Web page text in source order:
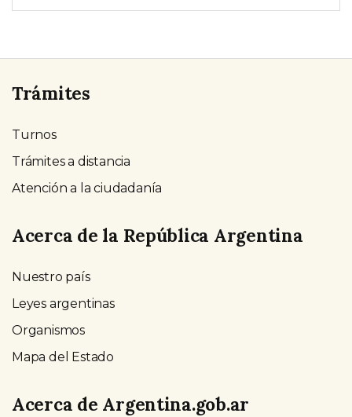
Trámites
Turnos
Trámites a distancia
Atención a la ciudadanía
Acerca de la República Argentina
Nuestro país
Leyes argentinas
Organismos
Mapa del Estado
Acerca de Argentina.gob.ar